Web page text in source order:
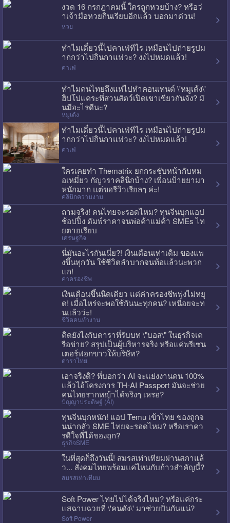
งวด 16 กรกฎาคมนี้ ใครถูกหวยบ้าง? หรือว่
าเจ้ามือหวยกินเรียบอีกแล้ว บอกมาด่วน!
หวย
ทำไมเดี๋ยวนี้ไปคาเฟ่ทีไร เหมือนไปถ่ายรูปม
ากกว่าไปกินกาแฟวะ? งงไปหมดแล้ว!
คาเฟ่
ทำไมคนไทยถึงแห่ไปทำคอนเทนต์ \'หมูเด้ง\'
ฮิปโปแคระที่สวนสัตว์เปิดเขาเขียวกันจัง? มั
นมีอะไรดีนะ?
หมูเด้ง
ทำไมเดี๋ยวนี้ไปคาเฟ่ทีไร เหมือนไปถ่ายรูปม
ากกว่าไปกินกาแฟวะ? งงไปหมดแล้ว!
คาเฟ่
ใครเคยทำ Thematrix ยกกระชับหน้ากับหม
อเหมี่ยว กัญวราคลินิกบ้าง? เพื่อนป้ายยามา
หนักมาก แต่ขอรีวิวเรียลๆ ค่ะ!
คลินิกความงาม
ถามจริง! คนไทยจะรอดไหม? ทุนจีนบุกแอป
ช้อปปิ้ง ดัมพ์ราคาจนพ่อค้าแม่ค้า SMEs ไท
ยตายเรียบ
เศรษฐกิจ
นี่มันอะไรกันเนี่ย?! เงินเดือนเท่าเดิม ของแพ
งขึ้นทุกวัน ใช้ชีวิตลำบากจนท้อแล้วนะพวก
แก!
ค่าครองชีพ
เงินเดือนขึ้นนิดเดียว แต่ค่าครองชีพพุ่งไม่หยุ
ด! เมื่อไหร่จะพอใช้กันนะทุกคน? เหนื่อยจะท
นแล้วว่ะ!
ชีวิตคนทำงาน
คิดยังไงกับดาราที่รับบท \"บอส\" ในธุรกิจเค
รือข่าย? สรุปเป็นผู้บริหารจริง หรือแค่พรีเซน
เตอร์ฟอกขาวให้บริษัท?
ดาราไทย
เอาจริงดิ? ที่บอกว่า AI จะแย่งงานคน 100%
แล้วไอ้โครงการ TH-AI Passport มันจะช่วย
คนไทยรากหญ้าได้จริงๆ เหรอ?
ปัญญาประดิษฐ์ (AI)
ทุนจีนบุกหนัก! แอป Temu เข้าไทย ของถูกจ
นน่ากลัว SME ไทยจะรอดไหม? หรือเราคว
รดีใจที่ได้ของถูก?
ธุรกิจSME
ในที่สุดก็ถึงวันนี้! สมรสเท่าเทียมผ่านสภาแล้
ว... สังคมไทยพร้อมแค่ไหนกับก้าวสำคัญนี้?
สมรสเท่าเทียม
Soft Power ไทยไปได้จริงไหม? หรือแค่กระ
แสฉาบฉวยที่ \'คนดัง\' มาช่วยปั่นกันแน่?
Soft Power